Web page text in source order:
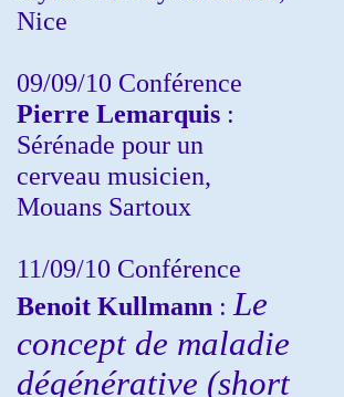
Nice
09/09/10 Conférence
Pierre Lemarquis :
Sérénade pour un
cerveau musicien,
Mouans Sartoux
11/09/10 Conférence
Benoit Kullmann : Le
concept de maladie
dégénérative (short